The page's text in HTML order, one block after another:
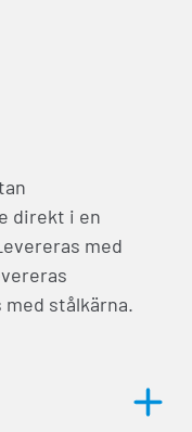
direkt i en
med
stålkärna.